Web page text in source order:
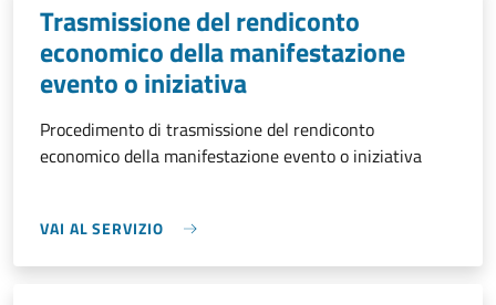
Trasmissione del rendiconto
economico della manifestazione
evento o iniziativa
Procedimento di trasmissione del rendiconto
economico della manifestazione evento o iniziativa
VAI AL SERVIZIO